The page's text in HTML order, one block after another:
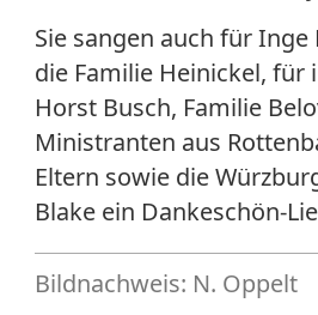
Sie sangen auch für
die Familie Heinickel,
Horst Busch, Familie
Ministranten aus
Eltern sowie die
Blake ein Dankeschön-
Bildnachweis: N. Oppelt